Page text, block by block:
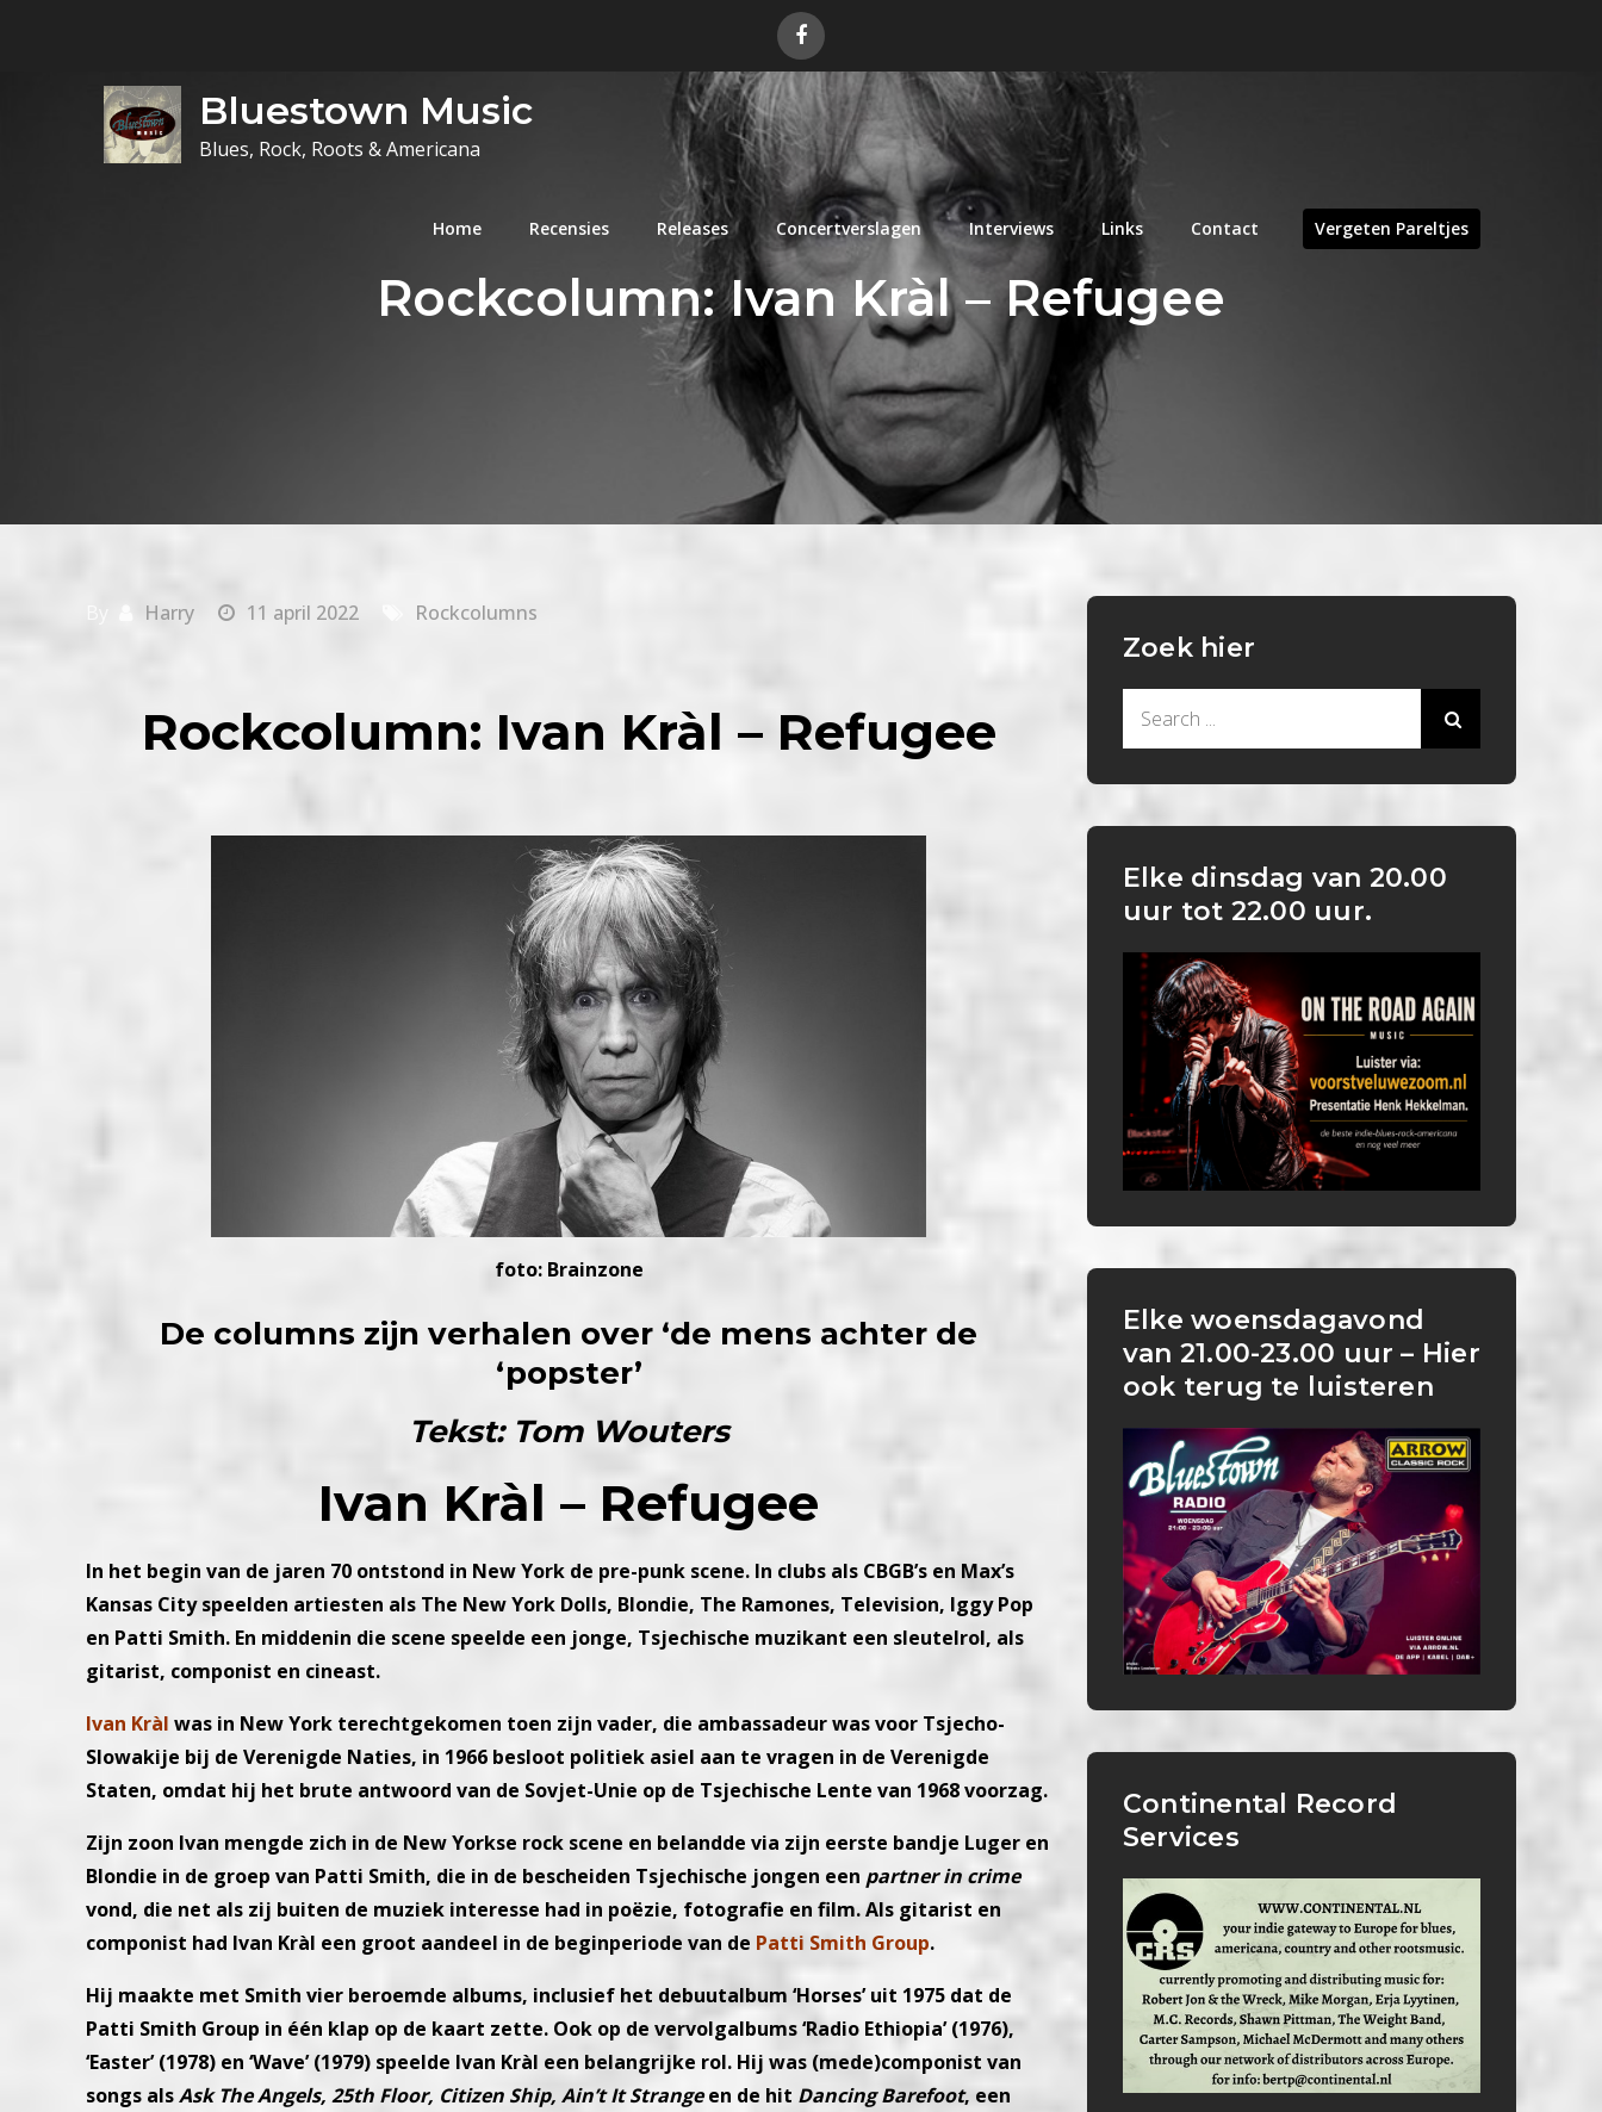
Bluestown Music
Blues, Rock, Roots & Americana
Home Recensies Releases Concertverslagen Interviews Links Contact Vergeten Pareltjes
Rockcolumn: Ivan Kràl – Refugee
Harry 11 april 2022 Rockcolumns
Rockcolumn: Ivan Kràl – Refugee
foto: Brainzone
De columns zijn verhalen over ‘de mens achter de
‘popster’
Tekst: Tom Wouters
Ivan Kràl – Refugee
In het begin van de jaren 70 ontstond in New York de pre-punk scene. In clubs als CBGB’s en Max’s
Kansas City speelden artiesten als The New York Dolls, Blondie, The Ramones, Television, Iggy Pop
en Patti Smith. En middenin die scene speelde een jonge, Tsjechische muzikant een sleutelrol, als
gitarist, componist en cineast.
Ivan Kràl was in New York terechtgekomen toen zijn vader, die ambassadeur was voor Tsjecho-
Slowakije bij de Verenigde Naties, in 1966 besloot politiek asiel aan te vragen in de Verenigde
Staten, omdat hij het brute antwoord van de Sovjet-Unie op de Tsjechische Lente van 1968 voorzag.
Zijn zoon Ivan mengde zich in de New Yorkse rock scene en belandde via zijn eerste bandje Luger en
Blondie in de groep van Patti Smith, die in de bescheiden Tsjechische jongen een partner in crime
vond, die net als zij buiten de muziek interesse had in poëzie, fotografie en film. Als gitarist en
componist had Ivan Kràl een groot aandeel in de beginperiode van de Patti Smith Group.
Hij maakte met Smith vier beroemde albums, inclusief het debuutalbum ‘Horses’ uit 1975 dat de
Patti Smith Group in één klap op de kaart zette. Ook op de vervolgalbums ‘Radio Ethiopia’ (1976),
‘Easter’ (1978) en ‘Wave’ (1979) speelde Ivan Kràl een belangrijke rol. Hij was (mede)componist van
songs alsAsk The Angels, 25th Floor, Citizen Ship, Ain’t It Strangeen de hit Dancing Barefoot, een
Zoek hier
Elke dinsdag van 20.00
uur tot 22.00 uur.
Elke woensdagavond
van 21.00-23.00 uur – Hier
ook terug te luisteren
Continental Record
Services